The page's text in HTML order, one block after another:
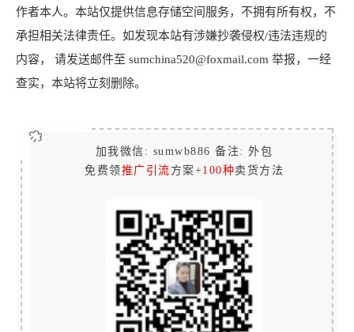
作者本人。本站仅提供信息存储空间服务，不拥有所有权，不
承担相关法律责任。如发现本站有涉嫌抄袭侵权/违法违规的
内容， 请发送邮件至 sumchina520@foxmail.com 举报，一经
查实，本站将立刻删除。
加我微信: sumwb886 备注: 外包
免费领 推广引流 方案+100种卖货方法